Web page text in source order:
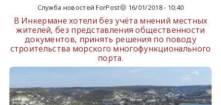
Служба новостей ForPost 16/01/2018 - 10:40
В Инкермане хотели без учёта мнений местных
жителей, без представления общественности
документов, принять решения по поводу
строительства морского многофункционального
порта.